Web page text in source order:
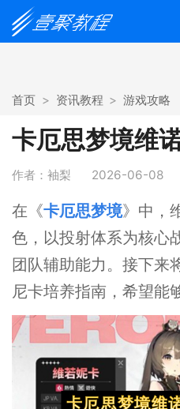
首页 资讯教程 游戏攻略
卡厄思梦境维
作者：袖梨 2026-06-08
在《卡厄思梦境》中，
色，以投射体系为核心
团队辅助能力。接下来
尼卡培养指南，希望能